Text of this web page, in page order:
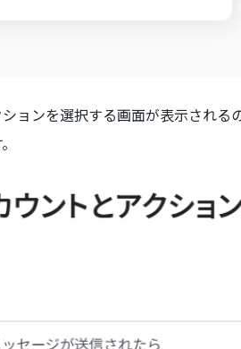
ョンを選択する画面が表示される